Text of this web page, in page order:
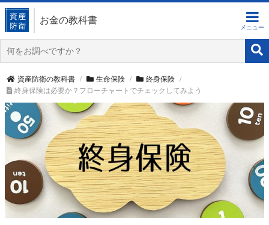
お金の教科書
資産防衛の教科書 生命保険
終身保険
終身保険は必要か？フローチャートでチェックしてみよう